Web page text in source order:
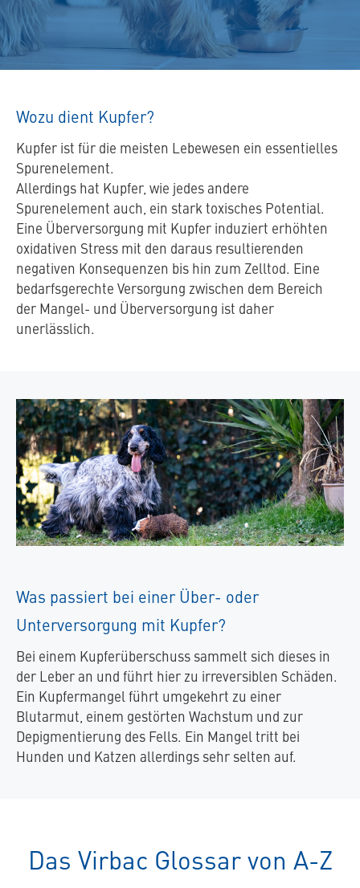
Wozu dient Kupfer?
Kupfer ist für die meisten Lebewesen ein essentielles
Spurenelement.
Allerdings hat Kupfer, wie jedes andere
Spurenelement auch, ein stark toxisches Potential.
Eine Überversorgung mit Kupfer induziert erhöhten
oxidativen Stress mit den daraus resultierenden
negativen Konsequenzen bis hin zum Zelltod. Eine
bedarfsgerechte Versorgung zwischen dem Bereich
der Mangel- und Überversorgung ist daher
unerlässlich.
Was passiert bei einer Über- oder
Unterversorgung mit Kupfer?
Bei einem Kupferüberschuss sammelt sich dieses in
der Leber an und führt hier zu irreversiblen Schäden.
Ein Kupfermangel führt umgekehrt zu einer
Blutarmut, einem gestörten Wachstum und zur
Depigmentierung des Fells. Ein Mangel tritt bei
Hunden und Katzen allerdings sehr selten auf.
Das Virbac Glossar von A-Z